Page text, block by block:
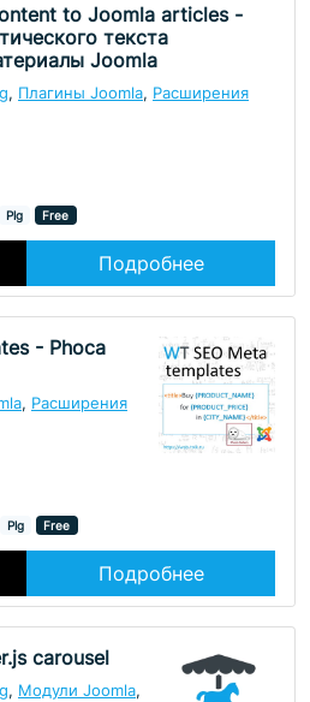
to Joomla articles -
текста
Joomla
, Плагины Joomla, Расширения
Plg Free
Подробнее
- Phoca
, Расширения
Plg Free
Подробнее
carousel
, Модули Joomla,